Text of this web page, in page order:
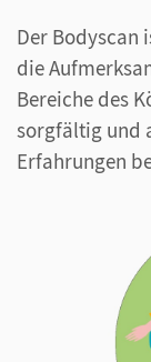
Der Bodyscan
die
Bereiche des
sorgfältig und
Erfahrungen